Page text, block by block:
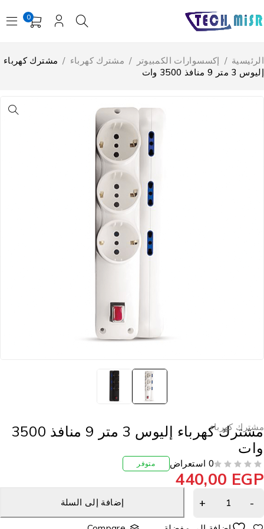
0
/ إكسسوارات الكمبيوتر مشترك كهرباء
مشترك كهرباء
3 متر 9 منافذ 3500 وات
كهرباء
مشترك كهرباء إليوس 3 متر 9 منافذ 3500
0 استعراض متوفر
440,00
إضافة إلى السلة